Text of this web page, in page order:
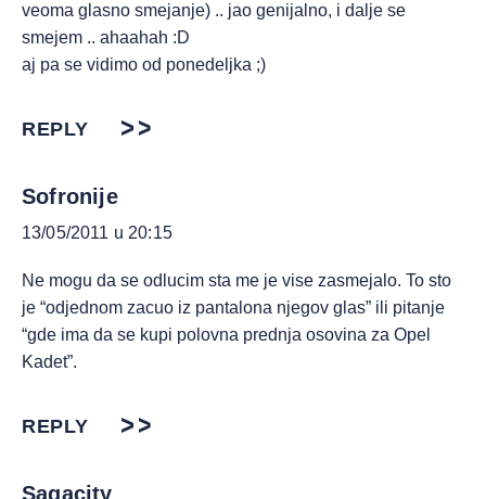
veoma glasno smejanje) .. jao genijalno, i dalje se
smejem .. ahaahah :D
aj pa se vidimo od ponedeljka ;)
REPLY
Sofronije
13/05/2011 u 20:15
Ne mogu da se odlucim sta me je vise zasmejalo. To sto
je “odjednom zacuo iz pantalona njegov glas” ili pitanje
“gde ima da se kupi polovna prednja osovina za Opel
Kadet”.
REPLY
Sagacity